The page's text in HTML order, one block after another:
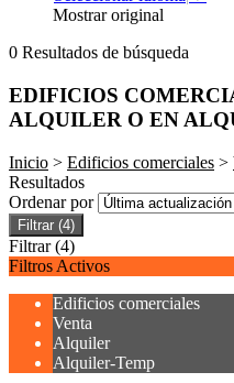
Mostrar original
0 Resultados de búsqueda
EDIFICIOS
ALQUILER O EN
Inicio > Edificios comerciales >
Resultados
Ordenar por
Filtrar (4)
Filtrar (4)
Filtros Activos
Edificios comerciales
Venta
Alquiler
Alquiler-Temp